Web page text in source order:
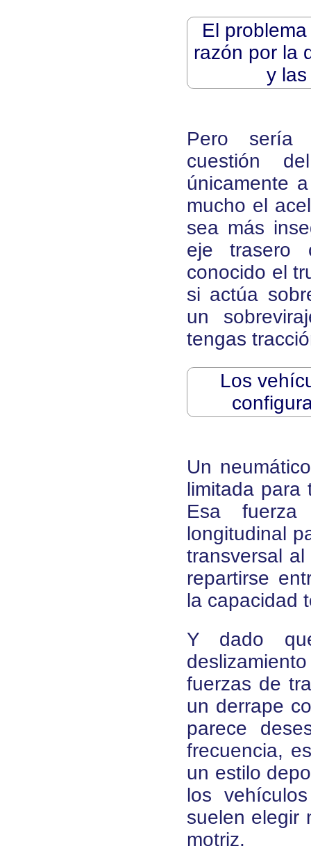
El
razón por la
y
Pero sería
cuestión
únicamente
mucho el
sea más
eje trasero
conocido el
si actúa
un
tengas
Los
Un
limitada para
Esa
longitudinal
transversal
repartirse
la capacidad
Y dado
fuerzas de
un derrape
parece
frecuencia,
un estilo
los
suelen elegir
motriz.